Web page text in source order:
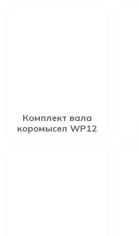
Комплект вала
коромысел WP12